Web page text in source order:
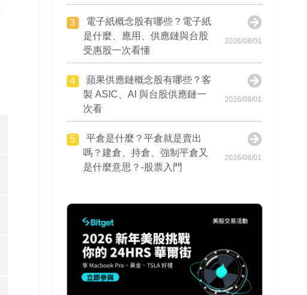
3
電子紙概念股有哪些？電子紙
是什麼、應用、供應鏈與台股
受惠股一次看懂
2026/08/01
4
蘋果供應鏈概念股有哪些？客
製 ASIC、AI 與台股供應鏈一
次看
2026/08/01
5
平倉是什麼？平倉就是賣出
嗎？建倉、持倉、強制平倉又
是什麼意思？-股票入門
2026/08/01